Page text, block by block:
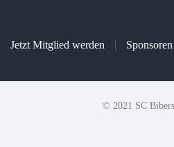
Jetzt Mitglied werden Sponsoren
© 2021 SC